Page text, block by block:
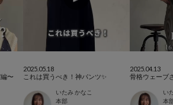
〜
2025.05.18
これは買うべき！神パンツ✨
いたみ かなこ
本部
2025.04.13
い
本